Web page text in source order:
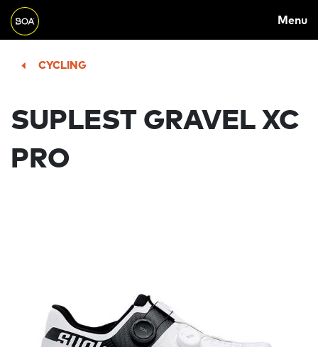
Skip to main content
NAVIGATION
Menu
Begin main content
CYCLING
SUPLEST GRAVEL XC
PRO